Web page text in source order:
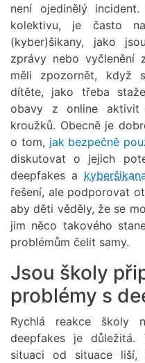
není ojedinělý
kolektivu, je často
(kyber)šikany, jako
zprávy nebo vyčlenění
měli zpozornět, když
dítěte, jako třeba
obavy z online
kroužků. Obecně je
o tom, jak bezpečně
diskutovat o jejich
deepfakes a
řešení, ale podporovat
aby děti věděly, že se
jim něco takového
problémům čelit samy.
Jsou školy
problémy s
Rychlá reakce školy
deepfakes je důležitá.
situaci od situace liší,